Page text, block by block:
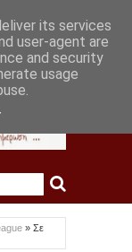
» Σε
its services
user-agent are
and security
usage